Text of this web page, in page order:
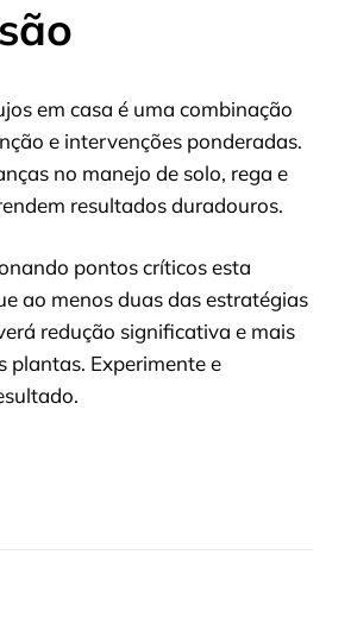
em casa é uma combinação
e intervenções ponderadas.
no manejo de solo, rega e
resultados duradouros.
pontos críticos esta
ao menos duas das estratégias
redução significativa e mais
plantas. Experimente e